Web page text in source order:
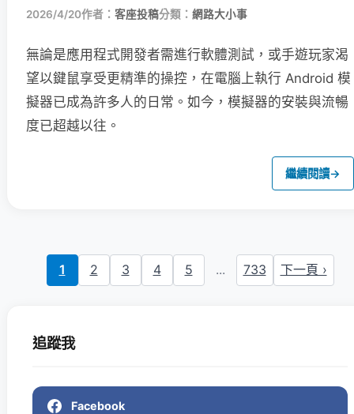
2026/4/20作者： 客座投稿分類： 網路大小事
無論是應用程式開發者需進行軟體測試，或手遊玩家渴
望以鍵鼠享受更精準的操控，在電腦上執行 Android 模
擬器已成為許多人的日常。如今，模擬器的安裝與流暢
度已超越以往。
繼續閱讀→
1 2 3 4 5 ... 733 下一頁 ›
追蹤我
Facebook